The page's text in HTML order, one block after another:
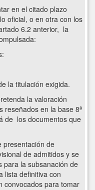
en el citado plazo
oficial, o en otra con los
6.2 anterior, la
la titulación exigida.
la valoración
reseñados en la base 8ª
de los documentos que
presentación de
de admitidos y se
para la subsanación de
lista definitiva con
convocados para tomar